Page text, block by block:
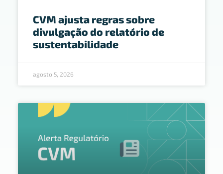
CVM ajusta regras sobre
divulgação do relatório de
sustentabilidade
agosto 5, 2026